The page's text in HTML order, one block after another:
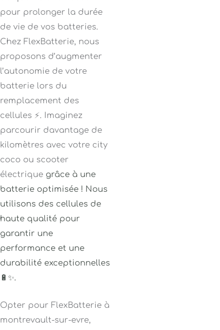
pour prolonger la durée
de vie de vos batteries.
Chez FlexBatterie, nous
proposons d’augmenter
l’autonomie de votre
batterie lors du
remplacement des
cellules ⚡. Imaginez
parcourir davantage de
kilomètres avec votre city
coco ou scooter
électrique grâce à une
batterie optimisée ! Nous
utilisons des cellules de
haute qualité pour
garantir une
performance et une
durabilité exceptionnelles
🔋✨.
Opter pour FlexBatterie à
montrevault-sur-evre,